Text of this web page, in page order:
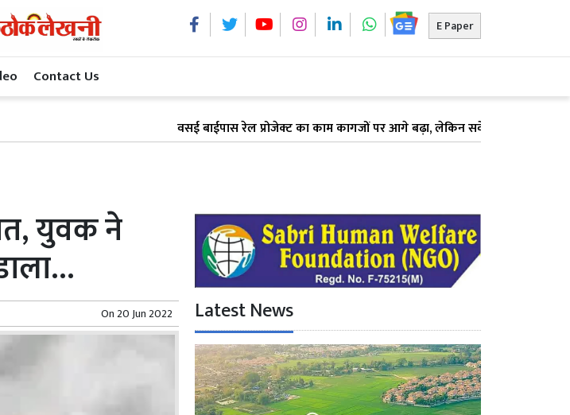
E Paper
Contact Us
वसई बाईपास रेल प्रोजेक्ट का काम कागजों पर आगे बढ़ा, लेकिन सर्वे में देरी के कारण अटका भूमि
युवक ने
On20 Jun 2022 Latest News